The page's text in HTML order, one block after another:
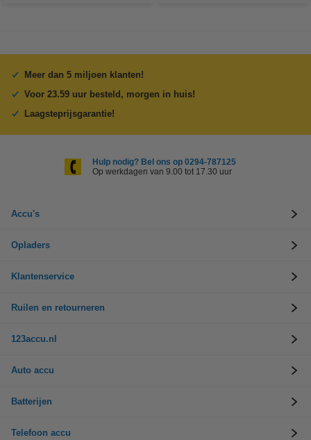
Meer dan 5 miljoen klanten!
Voor 23.59 uur besteld, morgen in huis!
Laagsteprijsgarantie!
Hulp nodig? Bel ons op 0294-787125
Op werkdagen van 9.00 tot 17.30 uur
Accu's
Opladers
Klantenservice
Ruilen en retourneren
123accu.nl
Auto accu
Batterijen
Telefoon accu